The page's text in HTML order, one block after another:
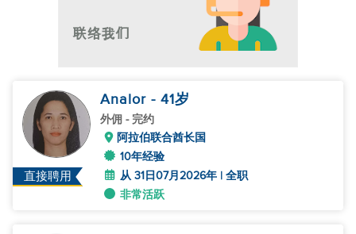
直接聘用
Analor - 41岁
外佣 - 完约
阿拉伯联合酋长国
10年经验
从 31日07月2026年 | 全职
非常活跃